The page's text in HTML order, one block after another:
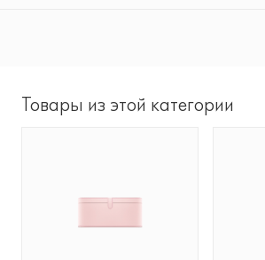
Товары из этой категории